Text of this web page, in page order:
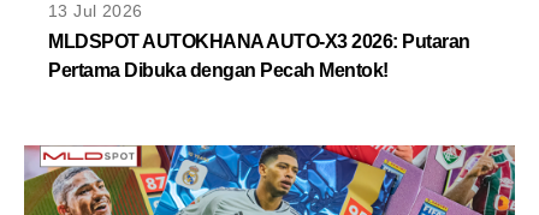
13 Jul 2026
MLDSPOT AUTOKHANA AUTO-X3 2026: Putaran
Pertama Dibuka dengan Pecah Mentok!